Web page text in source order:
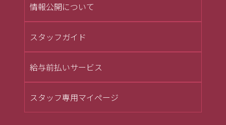
情報公開について
スタッフガイド
給与前払いサービス
スタッフ専用マイページ